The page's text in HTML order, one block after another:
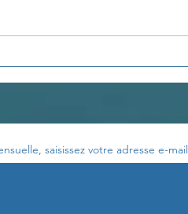
saisissez votre adresse e-mail